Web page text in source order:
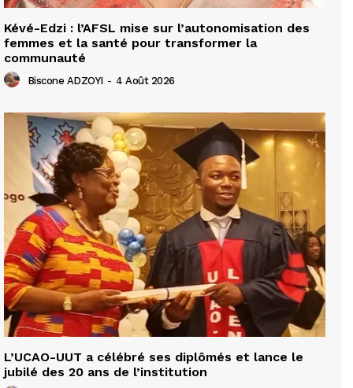
Kévé-Edzi : l’AFSL mise sur l’autonomisation des
femmes et la santé pour transformer la
communauté
Biscone ADZOYI - 4 Août 2026
L’UCAO-UUT a célébré ses diplômés et lance le
jubilé des 20 ans de l’institution